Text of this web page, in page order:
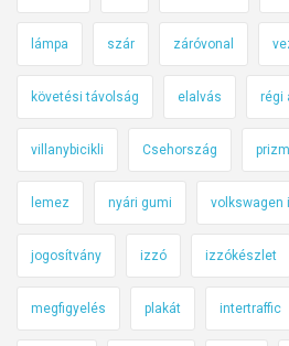
lámpa szár záróvonal
követési távolság elalvás régi
villanybicikli Csehország
lemez nyári gumi volkswagen
jogosítvány izzó izzókészlet
megfigyelés plakát intertraffic